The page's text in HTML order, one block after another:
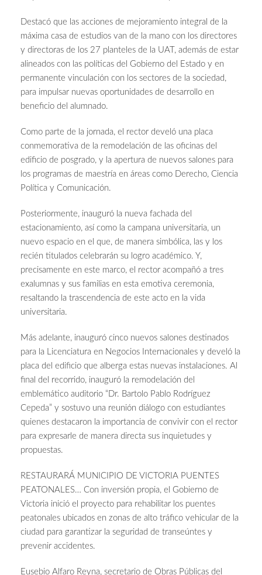
Destacó que las acciones de mejoramiento integral de la
máxima casa de estudios van de la mano con los directores
y directoras de los 27 planteles de la UAT, además de estar
alineados con las políticas del Gobierno del Estado y en
permanente vinculación con los sectores de la sociedad,
para impulsar nuevas oportunidades de desarrollo en
beneficio del alumnado.
Como parte de la jornada, el rector develó una placa
conmemorativa de la remodelación de las oficinas del
edificio de posgrado, y la apertura de nuevos salones para
los programas de maestría en áreas como Derecho, Ciencia
Política y Comunicación.
Posteriormente, inauguró la nueva fachada del
estacionamiento, así como la campana universitaria, un
nuevo espacio en el que, de manera simbólica, las y los
recién titulados celebrarán su logro académico. Y,
precisamente en este marco, el rector acompañó a tres
exalumnas y sus familias en esta emotiva ceremonia,
resaltando la trascendencia de este acto en la vida
universitaria.
Más adelante, inauguró cinco nuevos salones destinados
para la Licenciatura en Negocios Internacionales y develó la
placa del edificio que alberga estas nuevas instalaciones. Al
final del recorrido, inauguró la remodelación del
emblemático auditorio “Dr. Bartolo Pablo Rodríguez
Cepeda” y sostuvo una reunión diálogo con estudiantes
quienes destacaron la importancia de convivir con el rector
para expresarle de manera directa sus inquietudes y
propuestas.
RESTAURARÁ MUNICIPIO DE VICTORIA PUENTES
PEATONALES… Con inversión propia, el Gobierno de
Victoria inició el proyecto para rehabilitar los puentes
peatonales ubicados en zonas de alto tráfico vehicular de la
ciudad para garantizar la seguridad de transeúntes y
prevenir accidentes.
Eusebio Alfaro Reyna, secretario de Obras Públicas del